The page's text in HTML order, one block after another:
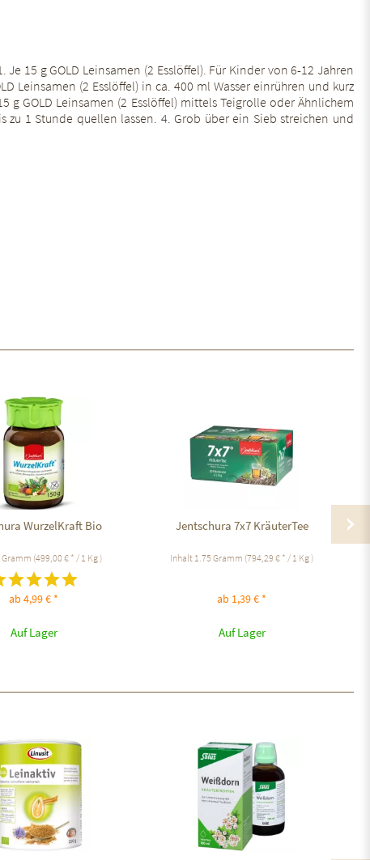
15 g GOLD Leinsamen (2 Esslöffel). Für Kinder von 6-12 Jahren
Leinsamen (2 Esslöffel) in ca. 400 ml Wasser einrühren und kurz
GOLD Leinsamen (2 Esslöffel) mittels Teigrolle oder Ähnlichem
zu 1 Stunde quellen lassen. 4. Grob über ein Sieb streichen und
WurzelKraft Bio
Gramm (499,00 € * / 1 Kg )
ab 4,99 € *
Auf Lager
Jentschura 7x7 KräuterTee
Inhalt 1.75 Gramm (794,29 € * / 1 Kg )
ab 1,39 € *
Auf Lager